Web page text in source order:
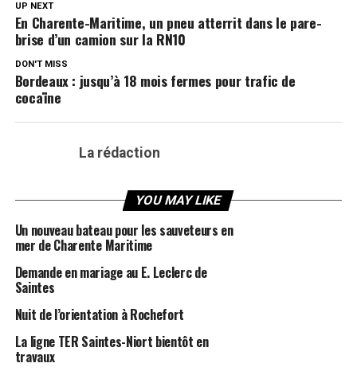
UP NEXT
En Charente-Maritime, un pneu atterrit dans le pare-
brise d’un camion sur la RN10
DON'T MISS
Bordeaux : jusqu’à 18 mois fermes pour trafic de
cocaïne
La rédaction
YOU MAY LIKE
Un nouveau bateau pour les sauveteurs en
mer de Charente Maritime
Demande en mariage au E. Leclerc de
Saintes
Nuit de l’orientation à Rochefort
La ligne TER Saintes-Niort bientôt en
travaux